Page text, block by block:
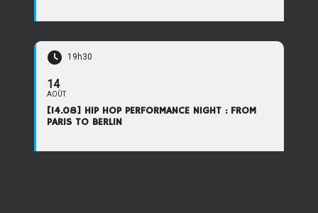
19h30
14
AOÛT
[14.08] HIP HOP PERFORMANCE NIGHT : FROM
PARIS TO BERLIN